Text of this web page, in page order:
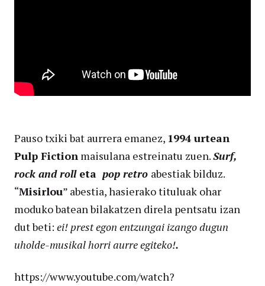
Pauso txiki bat aurrera emanez, 1994 urtean
Pulp Fiction maisulana estreinatu zuen.Surf,
rock and rolleta pop retro abestiak bilduz.
“Misirlou” abestia, hasierako tituluak ohar
moduko batean bilakatzen direla pentsatu izan
dut beti: ei! prest egon entzungai izango dugun
uholde-musikal horri aurre egiteko!.
https://www.youtube.com/watch?